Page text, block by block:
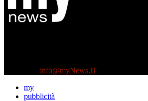
info@myNews.iT
my
pubblicità